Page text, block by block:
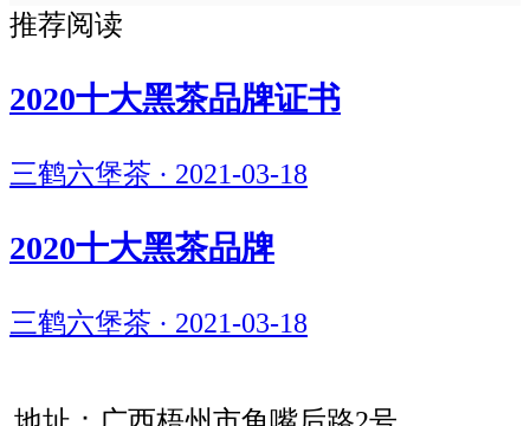
推荐阅读
2020十大黑茶品牌证书
三鹤六堡茶 · 2021-03-18
2020十大黑茶品牌
三鹤六堡茶 · 2021-03-18